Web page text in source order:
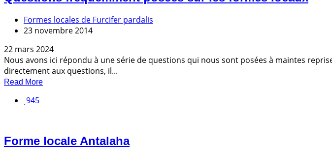
Formes locales de Furcifer pardalis
23 novembre 2014
22 mars 2024
Nous avons ici répondu à une série de questions qui nous sont posées à maintes
directement aux questions, il...
Read More
945
Forme locale Antalaha